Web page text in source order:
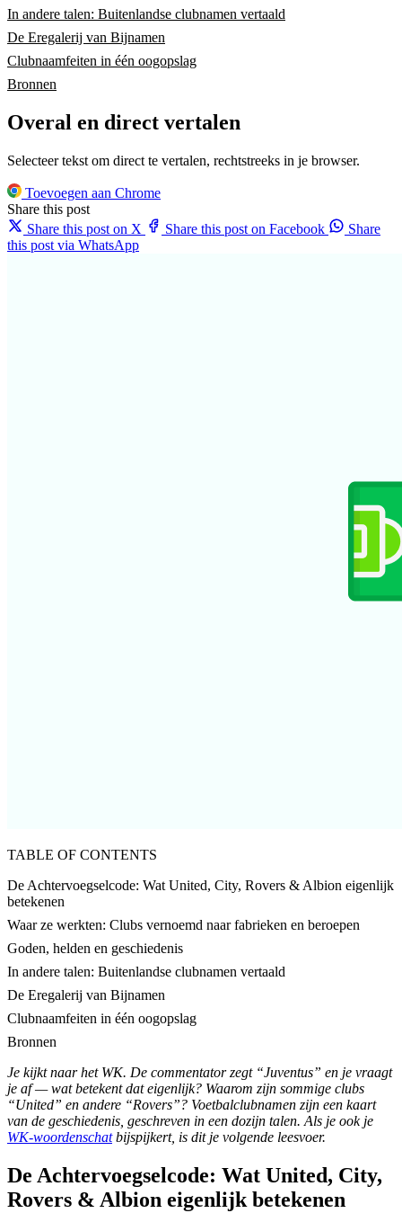
In andere talen: Buitenlandse clubnamen vertaald
De Eregalerij van Bijnamen
Clubnaamfeiten in één oogopslag
Bronnen
Overal en direct vertalen
Selecteer tekst om direct te vertalen, rechtstreeks in je browser.
Toevoegen aan Chrome
Share this post
Share this post on X
Share this post on Facebook
Share
this post via WhatsApp
TABLE OF CONTENTS
De Achtervoegselcode: Wat United, City, Rovers & Albion eigenlijk
betekenen
Waar ze werkten: Clubs vernoemd naar fabrieken en beroepen
Goden, helden en geschiedenis
In andere talen: Buitenlandse clubnamen vertaald
De Eregalerij van Bijnamen
Clubnaamfeiten in één oogopslag
Bronnen
Je kijkt naar het WK. De commentator zegt “Juventus” en je vraagt
je af — wat betekent dat eigenlijk? Waarom zijn sommige clubs
“United” en andere “Rovers”? Voetbalclubnamen zijn een kaart
van de geschiedenis, geschreven in een dozijn talen. Als je ook je
WK-woordenschatbijspijkert, is dit je volgende leesvoer.
De Achtervoegselcode: Wat United, City,
Rovers & Albion eigenlijk betekenen